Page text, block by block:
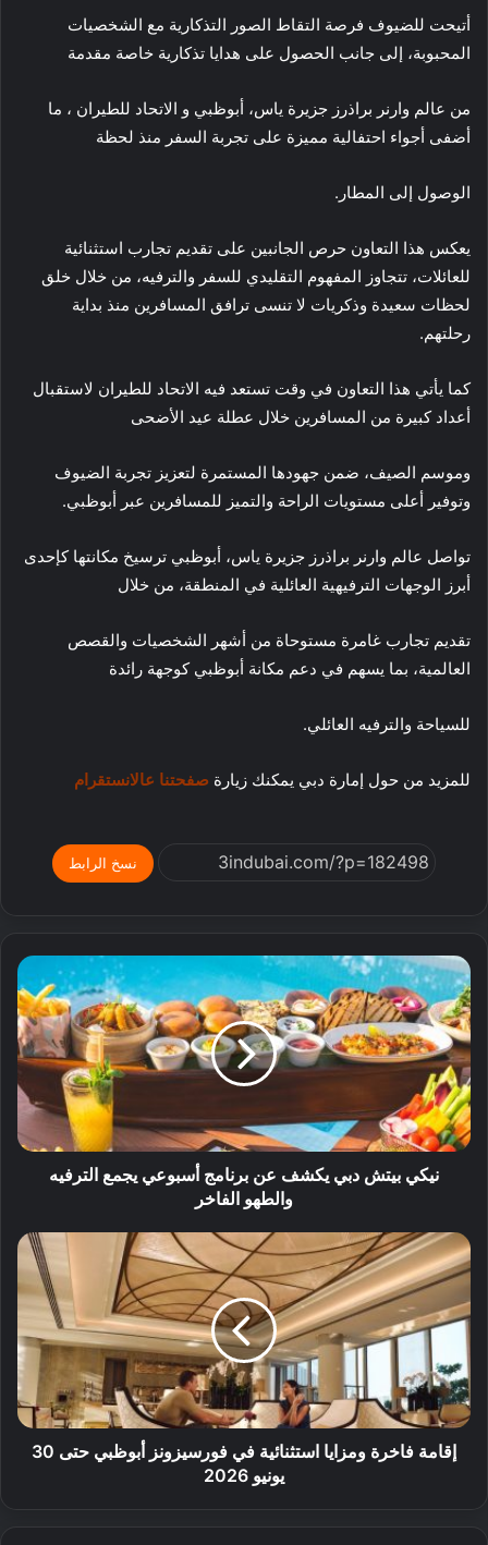
أتيحت للضيوف فرصة التقاط الصور التذكارية مع الشخصيات
المحبوبة، إلى جانب الحصول على هدايا تذكارية خاصة مقدمة
من عالم وارنر براذرز جزيرة ياس، أبوظبي و الاتحاد للطيران ، ما
أضفى أجواء احتفالية مميزة على تجربة السفر منذ لحظة
الوصول إلى المطار.
يعكس هذا التعاون حرص الجانبين على تقديم تجارب استثنائية
للعائلات، تتجاوز المفهوم التقليدي للسفر والترفيه، من خلال خلق
لحظات سعيدة وذكريات لا تنسى ترافق المسافرين منذ بداية
رحلتهم.
كما يأتي هذا التعاون في وقت تستعد فيه الاتحاد للطيران لاستقبال
أعداد كبيرة من المسافرين خلال عطلة عيد الأضحى
وموسم الصيف، ضمن جهودها المستمرة لتعزيز تجربة الضيوف
وتوفير أعلى مستويات الراحة والتميز للمسافرين عبر أبوظبي.
تواصل عالم وارنر براذرز جزيرة ياس، أبوظبي ترسيخ مكانتها كإحدى
أبرز الوجهات الترفيهية العائلية في المنطقة، من خلال
تقديم تجارب غامرة مستوحاة من أشهر الشخصيات والقصص
العالمية، بما يسهم في دعم مكانة أبوظبي كوجهة رائدة
للسياحة والترفيه العائلي.
للمزيد من حول إمارة دبي يمكنك زيارة صفحتنا عالانستقرام
نسخ الرابط
نيكي بيتش دبي يكشف عن برنامج أسبوعي يجمع الترفيه
والطهو الفاخر
إقامة فاخرة ومزايا استثنائية في فورسيزونز أبوظبي حتى 30
يونيو 2026